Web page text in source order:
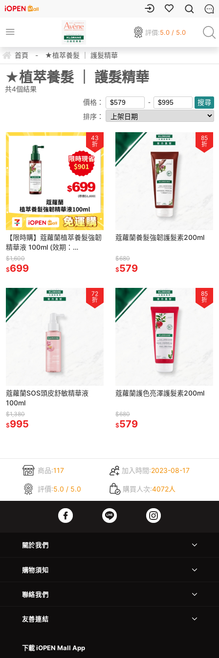
評價:5.0 / 5.0
首頁 - ★植萃養髮 ｜ 護髮精華
★植萃養髮 ｜ 護髮精華
共4個結果
價格：
排序：
43
折
【限時購】蔻蘿蘭植萃養髮強韌
精華液 100ml (效期：
2026/12/01)
$1,600
$699
85
折
蔻蘿蘭養髮強韌護髮素200ml
$680
$579
72
折
蔻蘿蘭SOS頭皮舒敏精華液
100ml
$1,380
$995
85
折
蔻蘿蘭護色亮澤護髮素200ml
$680
$579
商品:117 加入時間:2023-08-17
評價:5.0 / 5.0 購買人次:4072人
關於我們
購物須知
聯絡我們
友善連結
下載 iOPEN Mall App